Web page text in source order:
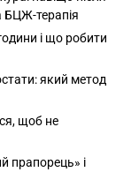
БЦЖ-терапія
і що робити
який метод
щоб не
прапорець» і